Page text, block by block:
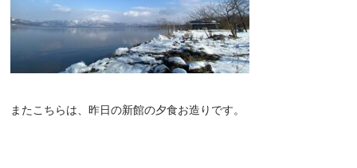
またこちらは、昨日の新館の夕食お造りです。